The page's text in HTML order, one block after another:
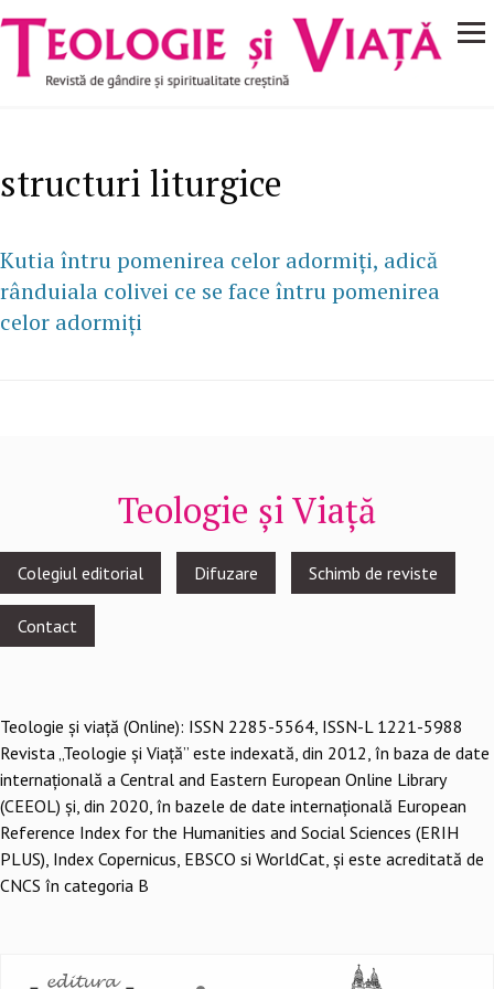
Mergi la conţinutul principal
Navigare
principală
structuri liturgice
Kutia întru pomenirea celor adormiţi, adică
rânduiala colivei ce se face întru pomenirea
celor adormiţi
Teologie și Viață
Footer
menu
Colegiul editorial Difuzare Schimb de reviste
Contact
Teologie şi viaţă (Online): ISSN 2285-5564, ISSN-L 1221-5988
Revista „Teologie și Viață” este indexată, din 2012, în baza de date
internațională a Central and Eastern European Online Library
(CEEOL) și, din 2020, în bazele de date internațională European
Reference Index for the Humanities and Social Sciences (ERIH
PLUS), Index Copernicus, EBSCO si WorldCat, și este acreditată de
CNCS în categoria B